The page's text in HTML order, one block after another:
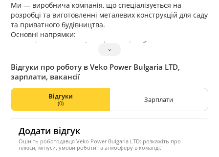
Ми — виробнича компанія, що спеціалізується на
розробці та виготовленні металевих конструкцій для саду
та приватного будівництва.
Основні напрямки:
теплиці з оцинкованої сталі та полікарбонату
металеві огорожі (євроштакетник, комплектні системи)
навіси, альтанки, грядки та інші садові рішення
Компанія має власне виробництво та складські
потужності, що дозволяє контролювати якість продукції
та забезпечувати стабільні поставки.
Ми працюємо на ринках Болгарії та Румунії, а також
розвиваємо продажі в країнах Європейського Союзу
через дилерську мережу.
Наша продукція орієнтована як на кінцевого клієнта, так і
на партнерів — магазини, дистриб’юторів та будівельні
компанії.
˅
Відгуки про роботу в Veko Power Bulgaria LTD,
зарплати, вакансії
Відгуки
(0) Зарплати
Додати відгук
Оцініть роботодавця Veko Power Bulgaria LTD: розкажіть про
плюси, мінуси, умови роботи та атмосферу в команді.